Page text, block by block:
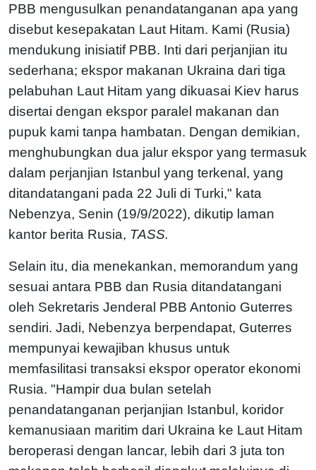
PBB mengusulkan penandatanganan apa yang
disebut kesepakatan Laut Hitam. Kami (Rusia)
mendukung inisiatif PBB. Inti dari perjanjian itu
sederhana; ekspor makanan Ukraina dari tiga
pelabuhan Laut Hitam yang dikuasai Kiev harus
disertai dengan ekspor paralel makanan dan
pupuk kami tanpa hambatan. Dengan demikian,
menghubungkan dua jalur ekspor yang termasuk
dalam perjanjian Istanbul yang terkenal, yang
ditandatangani pada 22 Juli di Turki," kata
Nebenzya, Senin (19/9/2022), dikutip laman
kantor berita Rusia, TASS.
Selain itu, dia menekankan, memorandum yang
sesuai antara PBB dan Rusia ditandatangani
oleh Sekretaris Jenderal PBB Antonio Guterres
sendiri. Jadi, Nebenzya berpendapat, Guterres
mempunyai kewajiban khusus untuk
memfasilitasi transaksi ekspor operator ekonomi
Rusia. "Hampir dua bulan setelah
penandatanganan perjanjian Istanbul, koridor
kemanusiaan maritim dari Ukraina ke Laut Hitam
beroperasi dengan lancar, lebih dari 3 juta ton